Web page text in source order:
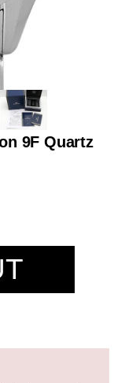
カルティエ
9F Quartz